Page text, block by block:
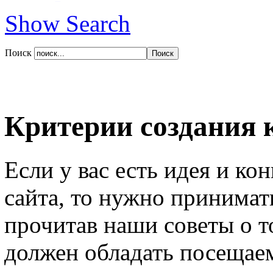
Show Search
Поиск
Критерии создания
Если у вас есть идея и
сайта, то нужно
прочитав наши советы о
должен обладать